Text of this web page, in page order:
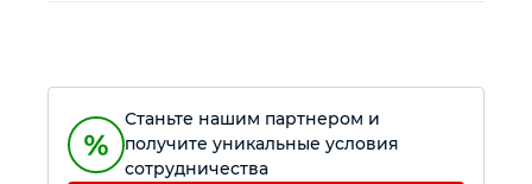
Автомобильный инструмент
Станьте нашим партнером и
получите уникальные условия
сотрудничества